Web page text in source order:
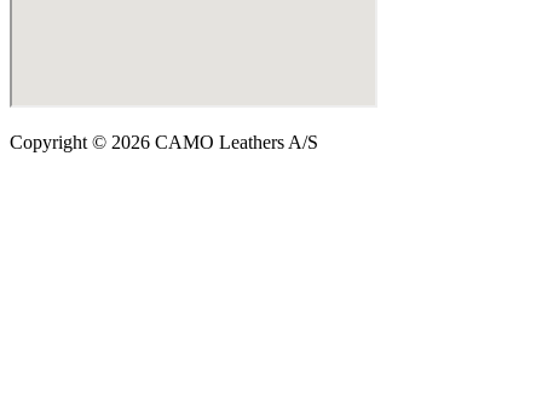
Copyright © 2026 CAMO Leathers A/S